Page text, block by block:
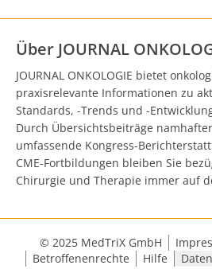
Über JOURNAL
JOURNAL ONKOLOGIE bietet
praxisrelevante Informationen zu
Standards, -Trends und -
Durch Übersichtsbeiträge
umfassende Kongress-
CME-Fortbildungen bleiben Sie
Chirurgie und Therapie immer auf
© 2025 MedTriX GmbH
Betroffenenrechte
Hilfe